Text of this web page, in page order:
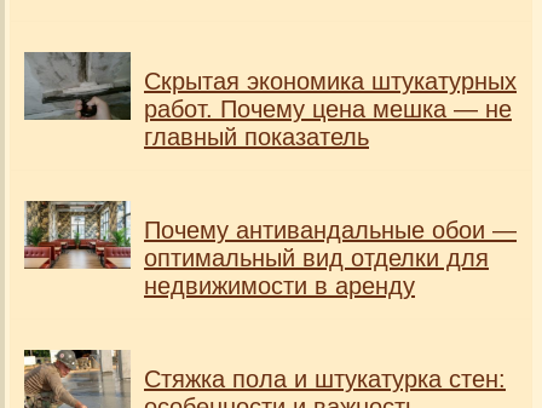
Скрытая экономика штукатурных
работ. Почему цена мешка — не
главный показатель
Почему антивандальные обои —
оптимальный вид отделки для
недвижимости в аренду
Стяжка пола и штукатурка стен: